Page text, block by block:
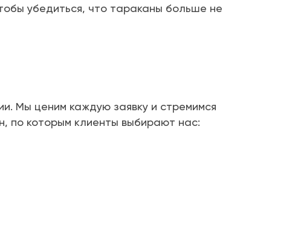
убедиться, что тараканы больше не
Мы ценим каждую заявку и стремимся
по которым клиенты выбирают нас: